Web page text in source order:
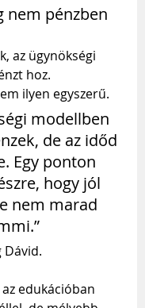
nem pénzben
az ügynökségi
hoz.
ilyen egyszerű.
modellben
de az időd
Egy ponton
hogy jól
nem marad
Dávid.
edukációban